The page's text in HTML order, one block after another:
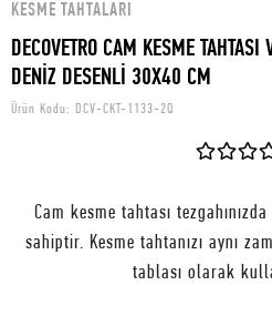
KESME TAHTALARI
DECOVETRO CAM KESME
DENİZ DESENLİ 30X40 CM
Ürün Kodu: DCV-CKT-1133-2Q
Cam kesme tahtası
sahiptir. Kesme tahtanızı aynı
tablası olarak